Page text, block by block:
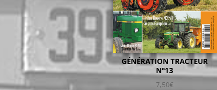
GÉNÉRATION TRACTEUR
N°13
7,50€